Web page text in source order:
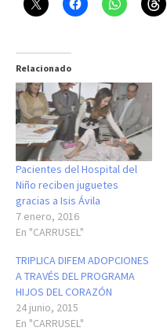
Relacionado
Pacientes del Hospital del
Niño reciben juguetes
gracias a Isis Ávila
7 enero, 2016
En "CARRUSEL"
TRIPLICA DIFEM ADOPCIONES
A TRAVÉS DEL PROGRAMA
HIJOS DEL CORAZÓN
24 junio, 2015
En "CARRUSEL"